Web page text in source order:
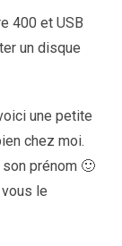
400 et USB
un disque
une petite
chez moi.
son prénom 🙂
le